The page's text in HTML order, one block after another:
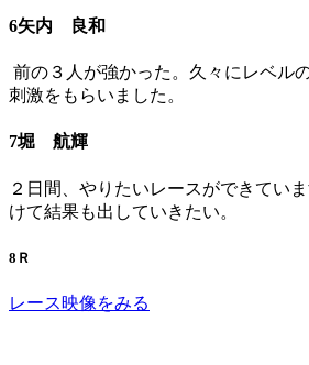
6矢内 良和
前の３人が強かった。久々にレベル
刺激をもらいました。
7堀 航輝
２日間、やりたいレースができてい
けて結果も出していきたい。
8Ｒ
レース映像をみる